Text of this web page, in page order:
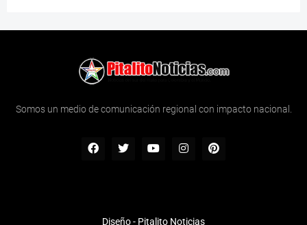
Somos un medio de comunicación regional con impacto nacional.
Diseño - Pitalito Noticias